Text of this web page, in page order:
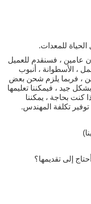
للمعدات.
عامين ، فسنقدم للعميل
، الأسطوانة ، أنبوب
، فربما يلزم شحن بعض
جيد ، فيمكننا تعليمها
كنت بحاجة ، يمكننا
تكلفة المهندس.